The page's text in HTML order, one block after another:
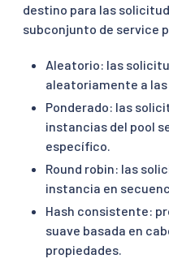
destino para las
subconjunto de service
Aleatorio: las
aleatoriamente a
Ponderado: las
instancias del pool
específico.
Round robin: las
instancia en
Hash consistente:
suave basada en
propiedades.